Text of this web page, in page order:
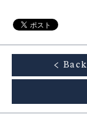
Back